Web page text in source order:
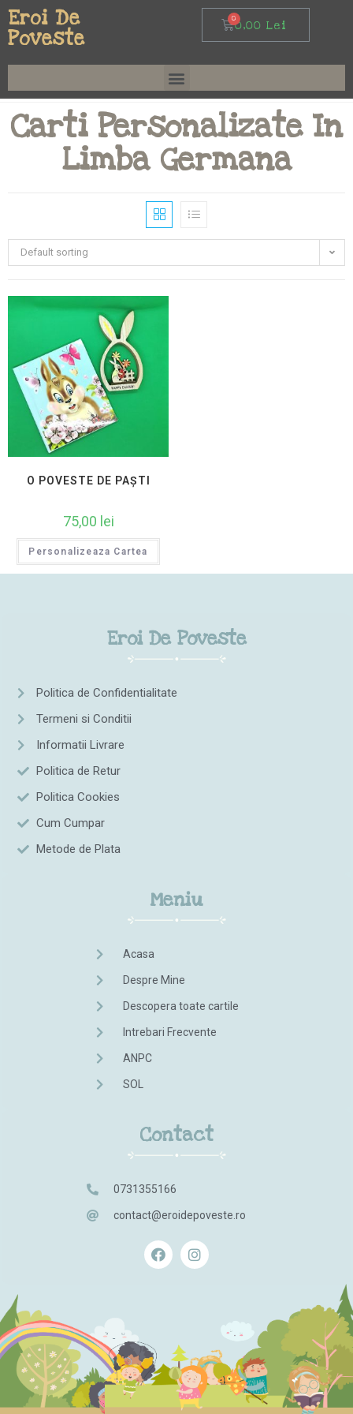
Eroi De
Poveste
0,00Lei
Carti Personalizate In
Limba Germana
Default sorting
O POVESTE DE PAȘTI
75,00 lei
Personalizeaza Cartea
Eroi De Poveste
Politica de Confidentialitate
Termeni si Conditii
Informatii Livrare
Politica de Retur
Politica Cookies
Cum Cumpar
Metode de Plata
Meniu
Acasa
Despre Mine
Descopera toate cartile
Intrebari Frecvente
ANPC
SOL
Contact
0731355166
contact@eroidepoveste.ro